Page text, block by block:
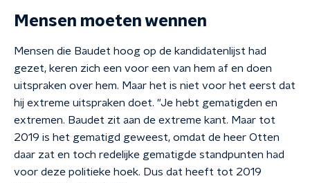
Mensen moeten wennen
Mensen die Baudet hoog op de kandidatenlijst had
gezet, keren zich een voor een van hem af en doen
uitspraken over hem. Maar het is niet voor het eerst dat
hij extreme uitspraken doet. "Je hebt gematigden en
extremen. Baudet zit aan de extreme kant. Maar tot
2019 is het gematigd geweest, omdat de heer Otten
daar zat en toch redelijke gematigde standpunten had
voor deze politieke hoek. Dus dat heeft tot 2019